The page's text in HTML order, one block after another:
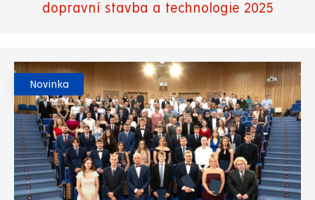
dopravní stavba a technologie 2025
Novinka